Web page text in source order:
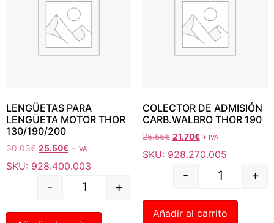
LENGÜETAS PARA
LENGÜETA MOTOR THOR
130/190/200
30.03€ 25.50€ + IVA
SKU: 928.400.003
- +
COLECTOR DE ADMISIÓN
CARB.WALBRO THOR 190
25.55€ 21.70€ + IVA
SKU: 928.270.005
- +
Añadir al carrito